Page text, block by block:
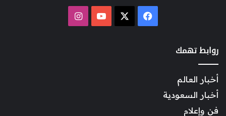
فيسبوك ‫YouTubeانستقرام
روابط تهمك
أخبار العالم
أخبار السعودية
فن وإعلام